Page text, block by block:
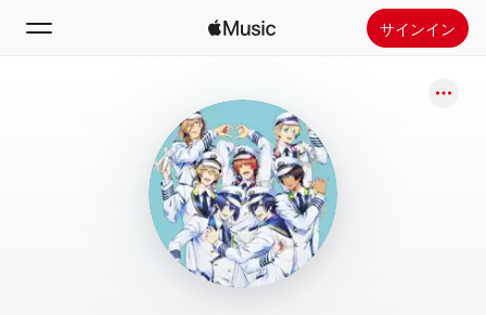
サインイン
新着おすすめ
Apple Musicをインストール